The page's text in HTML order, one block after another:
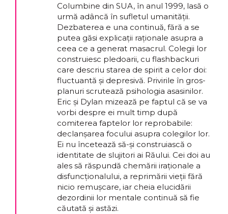
Columbine din SUA, în anul 1999, lasă o
urmă adâncă în sufletul umanității.
Dezbaterea e una continuă, fără a se
putea găsi explicații raționale asupra a
ceea ce a generat masacrul. Colegii lor
construiesc pledoarii, cu flashbackuri
care descriu starea de spirit a celor doi:
fluctuantă și depresivă. Privirile în gros-
planuri scrutează psihologia asasinilor.
Eric și Dylan mizează pe faptul că se va
vorbi despre ei mult timp după
comiterea faptelor lor reprobabile:
declanșarea focului asupra colegilor lor.
Ei nu încetează să-și construiască o
identitate de slujitori ai Răului. Cei doi au
ales să răspundă chemării iraționale a
disfuncționalului, a reprimării vieții fără
nicio remușcare, iar cheia elucidării
dezordinii lor mentale continuă să fie
căutată și astăzi.